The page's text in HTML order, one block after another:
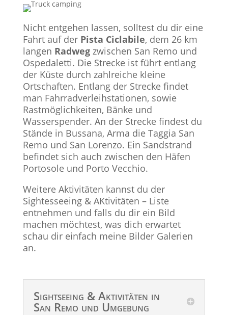
Nicht entgehen lassen, solltest du dir eine
Fahrt auf der Pista Ciclabile, dem 26 km
langen Radwegzwischen San Remo und
Ospedaletti. Die Strecke ist führt entlang
der Küste durch zahlreiche kleine
Ortschaften. Entlang der Strecke findet
man Fahrradverleihstationen, sowie
Rastmöglichkeiten, Bänke und
Wasserspender. An der Strecke findest du
Stände in Bussana, Arma die Taggia San
Remo und San Lorenzo. Ein Sandstrand
befindet sich auch zwischen den Häfen
Portosole und Porto Vecchio.
Weitere Aktivitäten kannst du der
Sightesseeing & AKtivitäten – Liste
entnehmen und falls du dir ein Bild
machen möchtest, was dich erwartet
schau dir einfach meine Bilder Galerien
an.
Sightseeing & Aktivitäten in
San Remo und Umgebung